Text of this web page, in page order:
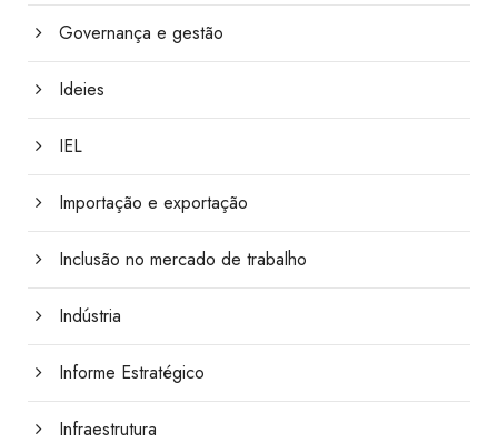
Governança e gestão
Ideies
IEL
Importação e exportação
Inclusão no mercado de trabalho
Indústria
Informe Estratégico
Infraestrutura